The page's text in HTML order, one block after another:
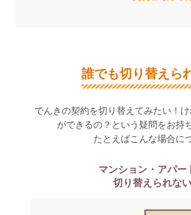
誰でも切り替えら
でんきの契約を切り替えてみたい！
ができるの？という疑問をお持
たとえばこんな場合に
マンション・アパー
切り替えられな